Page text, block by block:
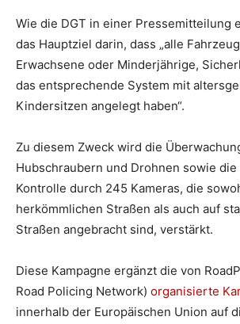
Wie die DGT in einer Pressemitteilung
das Hauptziel darin, dass „alle
Erwachsene oder Minderjährige,
das entsprechende System mit
Kindersitzen angelegt haben“.
Zu diesem Zweck wird die
Hubschraubern und Drohnen sowie die
Kontrolle durch 245 Kameras, die
herkömmlichen Straßen als auch auf
Straßen angebracht sind, verstärkt.
Diese Kampagne ergänzt die von
Road Policing Network) organisierte
innerhalb der Europäischen Union auf